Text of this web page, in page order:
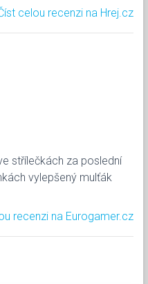
celou recenzi na Hrej.cz
střílečkách za poslední
vylepšený mulťák
recenzi na Eurogamer.cz